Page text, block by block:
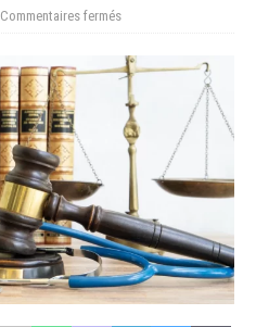
Commentaires fermés